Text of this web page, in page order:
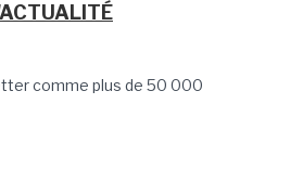
comme plus de 50 000